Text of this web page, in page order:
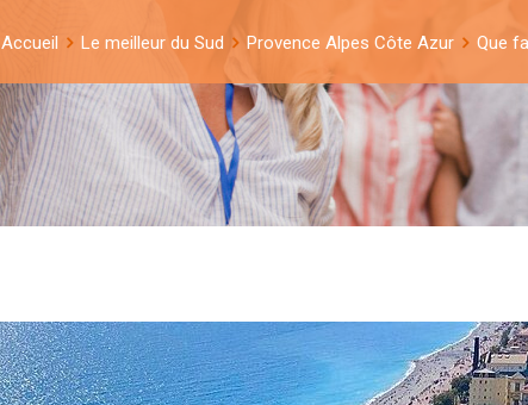
Accueil Le meilleur du Sud Provence Alpes Côte Azur Que